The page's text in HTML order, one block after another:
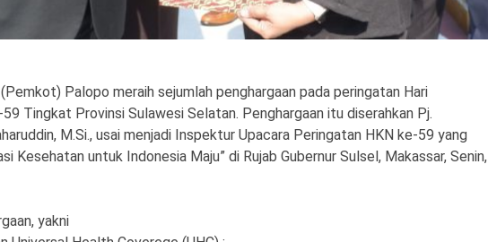
Palopo meraih sejumlah penghargaan pada peringatan Hari
Tingkat Provinsi Sulawesi Selatan. Penghargaan itu diserahkan Pj.
M.Si., usai menjadi Inspektur Upacara Peringatan HKN ke-59 yang
Kesehatan untuk Indonesia Maju” di Rujab Gubernur Sulsel, Makassar, Senin,
yakni